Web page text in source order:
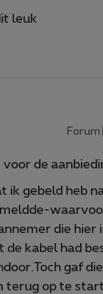
leuk
de
ik gebeld heb
die hier
kabel had
gaf
terug op te